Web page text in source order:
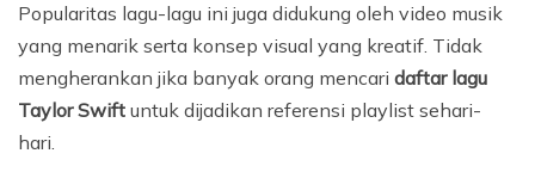
Popularitas lagu-lagu ini juga didukung oleh video musik
yang menarik serta konsep visual yang kreatif. Tidak
mengherankan jika banyak orang mencari daftar lagu
Taylor Swift untuk dijadikan referensi playlist sehari-
hari.